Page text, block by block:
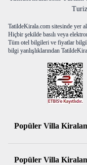
TatildeKirala.com sitesinde yer
Hiçbir şekilde basılı veya
Tüm otel bilgileri ve fiyatlar
bilgi yanlışlıklarından
Popüler Villa
Antalya Kiralık Villa
Muğla Kiralık Villa
Popüler Villa